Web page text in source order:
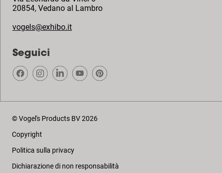
20854, Vedano al Lambro
vogels@exhibo.it
Seguici
© Vogel's Products BV2026
Copyright
Politica sulla privacy
Dichiarazione di non responsabilità